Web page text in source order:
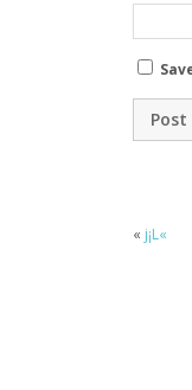
« j¡L«